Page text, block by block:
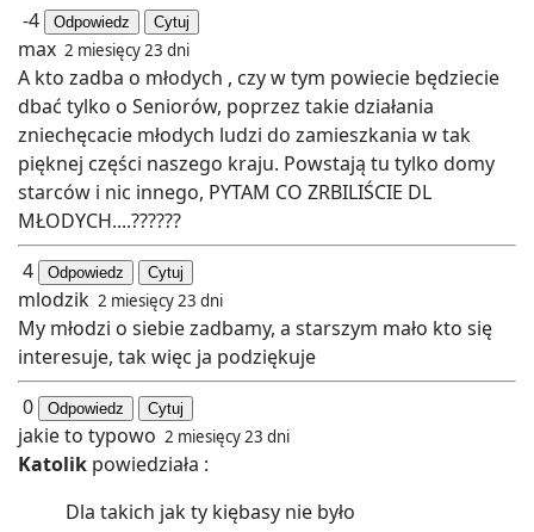
-4
Odpowiedz Cytuj
max 2 miesięcy 23 dni
A kto zadba o młodych , czy w tym powiecie będziecie
dbać tylko o Seniorów, poprzez takie działania
zniechęcacie młodych ludzi do zamieszkania w tak
pięknej części naszego kraju. Powstają tu tylko domy
starców i nic innego, PYTAM CO ZRBILIŚCIE DL
MŁODYCH....??????
4
Odpowiedz Cytuj
mlodzik 2 miesięcy 23 dni
My młodzi o siebie zadbamy, a starszym mało kto się
interesuje, tak więc ja podziękuje
0
Odpowiedz Cytuj
jakie to typowo 2 miesięcy 23 dni
Katolik powiedziała :
Dla takich jak ty kiębasy nie było